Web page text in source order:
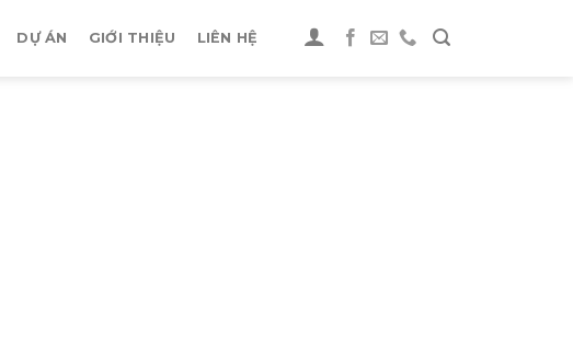
DỰ ÁN GIỚI THIỆU LIÊN HỆ